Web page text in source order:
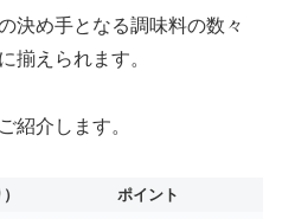
決め手となる調味料の数々
揃えられます。
紹介します。
ポイント